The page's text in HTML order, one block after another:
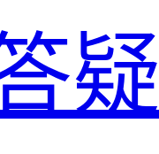
疑